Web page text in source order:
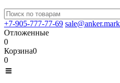
+7-905-777-77-69
Отложенные
0
Корзина0
0